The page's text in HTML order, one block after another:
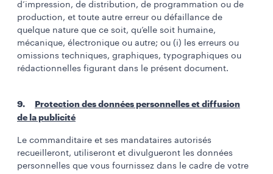
d’impression, de distribution, de programmation ou de
production, et toute autre erreur ou défaillance de
quelque nature que ce soit, qu’elle soit humaine,
mécanique, électronique ou autre; ou (i) les erreurs ou
omissions techniques, graphiques, typographiques ou
rédactionnelles figurant dans le présent document.
9.
Protection des données personnelles et diffusion
de la publicité
Le commanditaire et ses mandataires autorisés
recueilleront, utiliseront et divulgueront les données
personnelles que vous fournissez dans le cadre de votre